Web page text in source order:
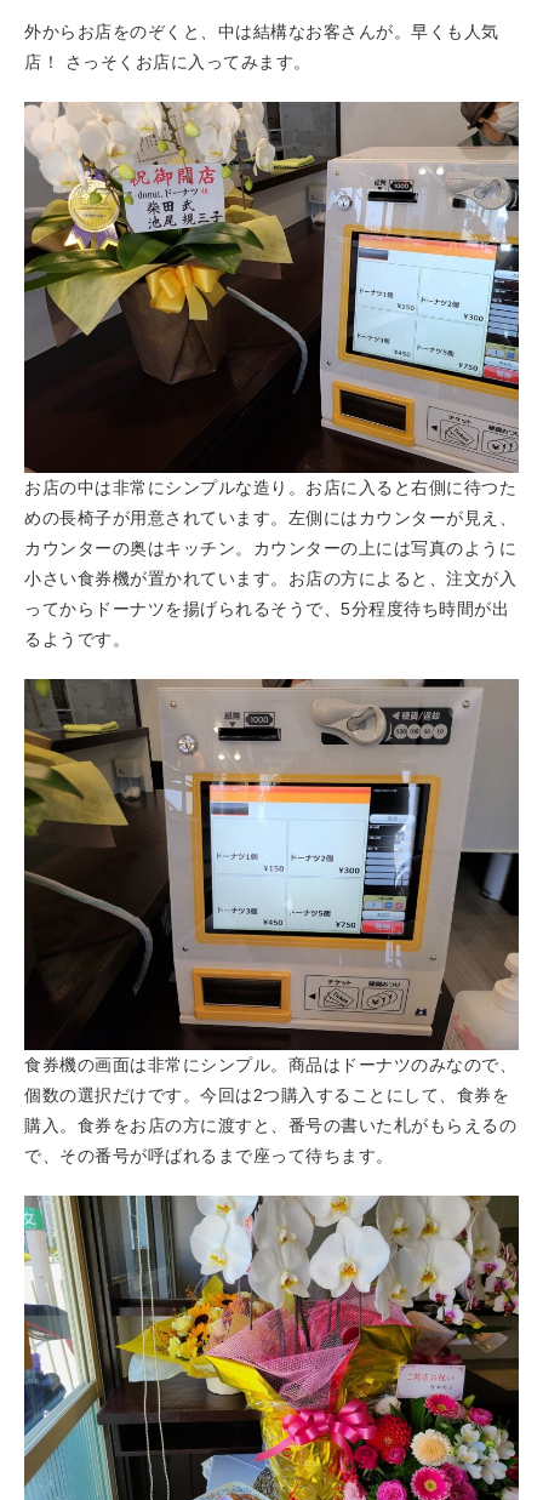
外からお店をのぞくと、中は結構なお客さんが。早くも人気
店！ さっそくお店に入ってみます。
お店の中は非常にシンプルな造り。お店に入ると右側に待つた
めの長椅子が用意されています。左側にはカウンターが見え、
カウンターの奥はキッチン。カウンターの上には写真のように
小さい食券機が置かれています。お店の方によると、注文が入
ってからドーナツを揚げられるそうで、5分程度待ち時間が出
るようです。
食券機の画面は非常にシンプル。商品はドーナツのみなので、
個数の選択だけです。今回は2つ購入することにして、食券を
購入。食券をお店の方に渡すと、番号の書いた札がもらえるの
で、その番号が呼ばれるまで座って待ちます。